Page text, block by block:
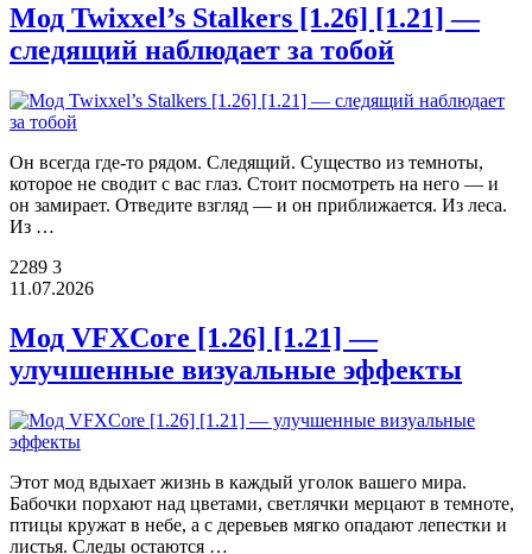
Мод Twixxel’s Stalkers [1.26] [1.21] —
cледящий наблюдает за тобой
Он всегда где-то рядом. Следящий. Существо из темноты,
которое не сводит с вас глаз. Стоит посмотреть на него — и
он замирает. Отведите взгляд — и он приближается. Из леса.
Из …
2289 3
11.07.2026
Мод VFXCore [1.26] [1.21] —
улучшенные визуальные эффекты
Этот мод вдыхает жизнь в каждый уголок вашего мира.
Бабочки порхают над цветами, светлячки мерцают в темноте,
птицы кружат в небе, а с деревьев мягко опадают лепестки и
листья. Следы остаются …